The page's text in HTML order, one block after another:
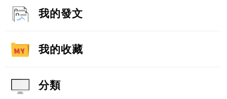
我的發文
我的收藏
分類